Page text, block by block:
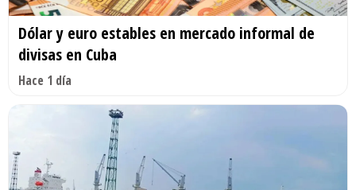
Dólar y euro estables en mercado informal de
divisas en Cuba
Hace 1 día